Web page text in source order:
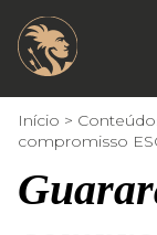
Início
compromisso